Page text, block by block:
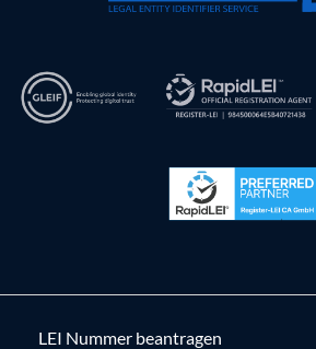
LEI Nummer beantragen